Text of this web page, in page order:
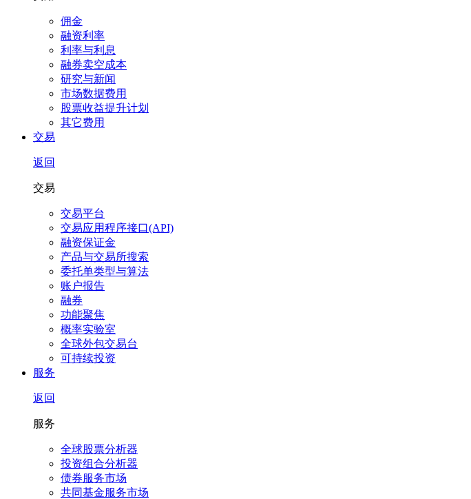
佣金
融资利率
利率与利息
融券卖空成本
研究与新闻
市场数据费用
股票收益提升计划
其它费用
交易
返回
交易
交易平台
交易应用程序接口(API)
融资保证金
产品与交易所搜索
委托单类型与算法
账户报告
融券
功能聚焦
概率实验室
全球外包交易台
可持续投资
服务
返回
服务
全球股票分析器
投资组合分析器
债券服务市场
共同基金服务市场